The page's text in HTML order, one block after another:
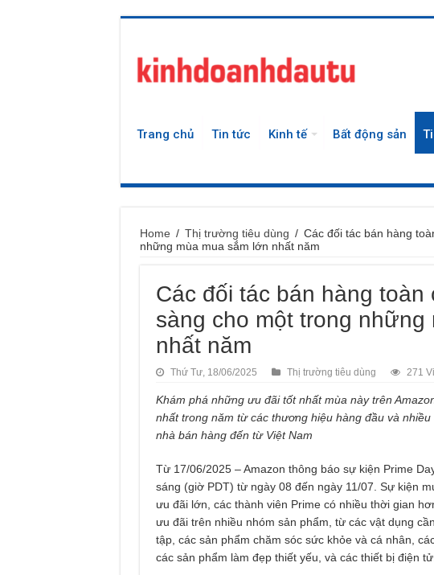
Trang chủ Tin tức Kinh tế Bất động sản
Home / Thị trường tiêu dùng / Các đối tác bán hàng
những mùa mua sắm lớn nhất năm
Các đối tác bán hàng toàn
sàng cho một trong những
nhất năm
Thứ Tư, 18/06/2025 Thị trường tiêu dùng 271
Khám phá những ưu đãi tốt nhất mùa này trên
nhất trong năm từ các thương hiệu hàng đầu và
nhà bán hàng đến từ Việt Nam
Từ 17/06/2025 – Amazon thông báo sự kiện Prime
sáng (giờ PDT) từ ngày 08 đến ngày 11/07. Sự kiện
ưu đãi lớn, các thành viên Prime có nhiều thời gian
ưu đãi trên nhiều nhóm sản phẩm, từ các vật dụng
tập, các sản phẩm chăm sóc sức khỏe và cá nhân,
các sản phẩm làm đẹp thiết yếu, và các thiết bị điện tử.